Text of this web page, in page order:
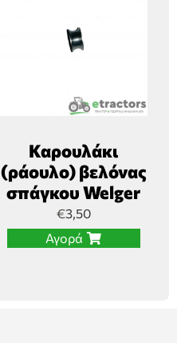
Καρουλάκι
(ράουλο) βελόνας
σπάγκου Welger
€3,50
Αγορά